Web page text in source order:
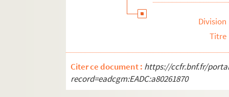
105v. 105 v°
107. 107
107v. 107 v°
Division
Titre
Citer ce document : https://ccfr.bnf.fr/
record=eadcgm:EADC:a80261870